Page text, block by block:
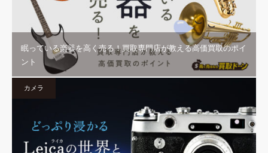
眠っている楽器を高く売る！買取専門店が教える高価買取のポイ
ント
カメラ